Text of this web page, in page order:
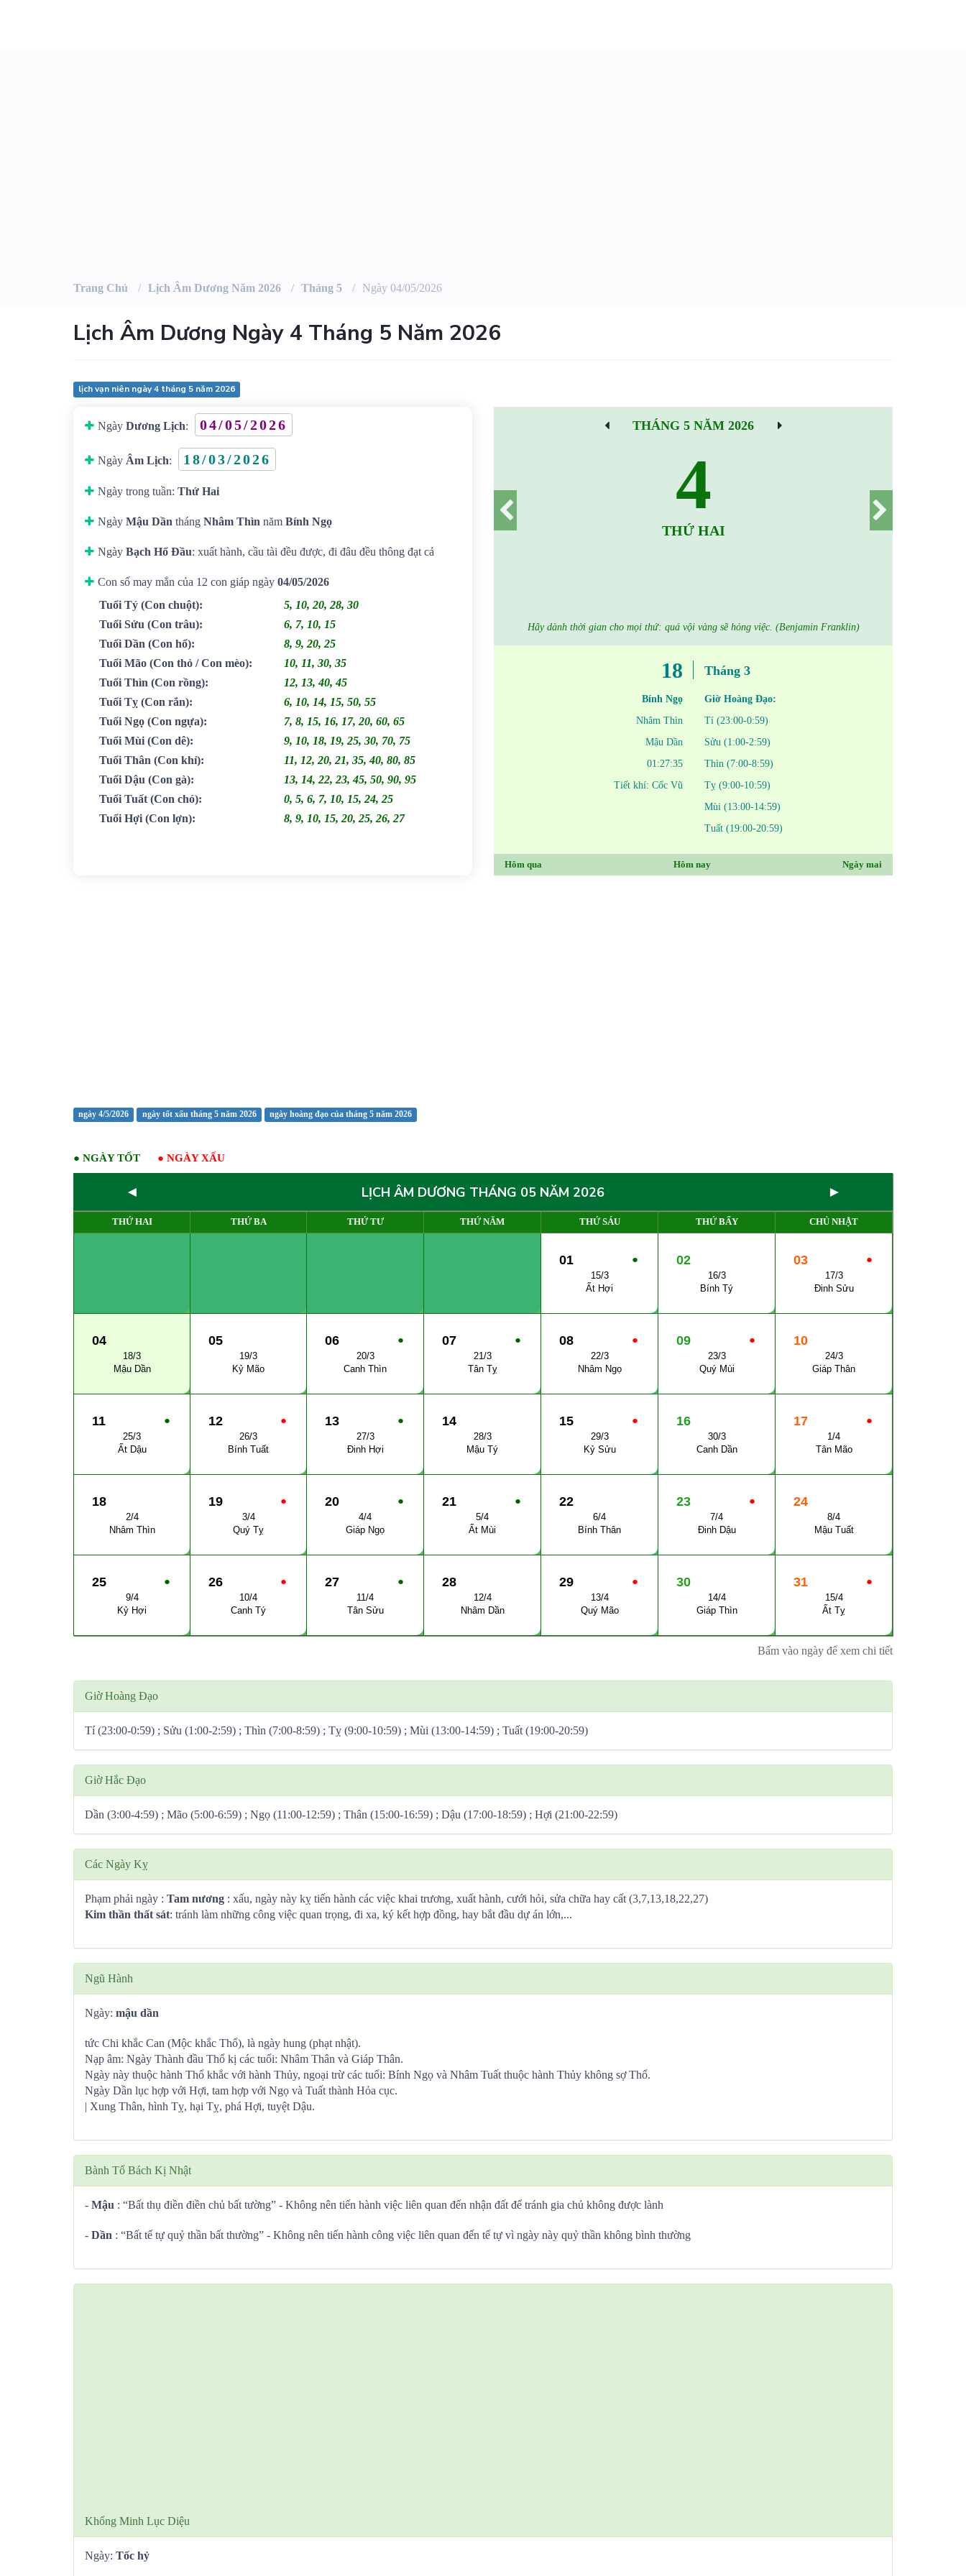
Trang Chủ Lịch Âm Dương Năm 2026 Tháng 5 Ngày 04/05/2026
Lịch Âm Dương Ngày 4 Tháng 5 Năm 2026
lịch vạn niên ngày 4 tháng 5 năm 2026
Ngày Dương Lịch: 04/05/2026
Ngày Âm Lịch: 18/03/2026
Ngày trong tuần: Thứ Hai
Ngày Mậu Dần tháng Nhâm Thìn năm Bính Ngọ
Ngày Bạch Hổ Đầu: xuất hành, cầu tài đều được, đi đâu đều thông đạt cả
Con số may mắn của 12 con giáp ngày 04/05/2026
Tuổi Tý (Con chuột):
5, 10, 20, 28, 30
Tuổi Sửu (Con trâu):
6, 7, 10, 15
Tuổi Dần (Con hổ):
8, 9, 20, 25
Tuổi Mão (Con thỏ / Con mèo):
10, 11, 30, 35
Tuổi Thìn (Con rồng):
12, 13, 40, 45
Tuổi Tỵ (Con rắn):
6, 10, 14, 15, 50, 55
Tuổi Ngọ (Con ngựa):
7, 8, 15, 16, 17, 20, 60, 65
Tuổi Mùi (Con dê):
9, 10, 18, 19, 25, 30, 70, 75
Tuổi Thân (Con khỉ):
11, 12, 20, 21, 35, 40, 80, 85
Tuổi Dậu (Con gà):
13, 14, 22, 23, 45, 50, 90, 95
Tuổi Tuất (Con chó):
0, 5, 6, 7, 10, 15, 24, 25
Tuổi Hợi (Con lợn): 8, 9, 10, 15, 20, 25, 26, 27
THÁNG 5 NĂM 2026
4
THỨ HAI
Hãy dành thời gian cho mọi thứ: quá vội vàng sẽ hỏng việc. (Benjamin Franklin)
18
Bính Ngọ
Nhâm Thìn
Mậu Dần
01:27:35
Tiết khí: Cốc Vũ
Tháng 3
Giờ Hoàng Đạo:
Tí (23:00-0:59)
Sửu (1:00-2:59)
Thìn (7:00-8:59)
Tỵ (9:00-10:59)
Mùi (13:00-14:59)
Tuất (19:00-20:59)
Hôm qua Hôm nay Ngày mai
ngày 4/5/2026 ngày tốt xấu tháng 5 năm 2026 ngày hoàng đạo của tháng 5 năm 2026
● NGÀY TỐT ● NGÀY XẤU
◄ LỊCH ÂM DƯƠNG THÁNG 05 NĂM 2026 ►
THỨ HAI THỨ BA THỨ TƯ THỨ NĂM THỨ SÁU THỨ BẨY CHỦ NHẬT
●
01
15/3
Ất Hợi
02
16/3
Bính Tý
●
03
17/3
Đinh Sửu
04
18/3
Mậu Dần
05
19/3
Kỷ Mão
●
06
20/3
Canh Thìn
●
07
21/3
Tân Tỵ
●
08
22/3
Nhâm Ngọ
●
09
23/3
Quý Mùi
10
24/3
Giáp Thân
●
11
25/3
Ất Dậu
●
12
26/3
Bính Tuất
●
13
27/3
Đinh Hợi
14
28/3
Mậu Tý
●
15
29/3
Kỷ Sửu
16
30/3
Canh Dần
●
17
1/4
Tân Mão
18
2/4
Nhâm Thìn
●
19
3/4
Quý Tỵ
●
20
4/4
Giáp Ngọ
●
21
5/4
Ất Mùi
22
6/4
Bính Thân
●
23
7/4
Đinh Dậu
24
8/4
Mậu Tuất
●
25
9/4
Kỷ Hợi
●
26
10/4
Canh Tý
●
27
11/4
Tân Sửu
28
12/4
Nhâm Dần
●
29
13/4
Quý Mão
30
14/4
Giáp Thìn
●
31
15/4
Ất Tỵ
Bấm vào ngày để xem chi tiết
Giờ Hoàng Đạo
Tí (23:00-0:59) ; Sửu (1:00-2:59) ; Thìn (7:00-8:59) ; Tỵ (9:00-10:59) ; Mùi (13:00-14:59) ; Tuất (19:00-20:59)
Giờ Hắc Đạo
Dần (3:00-4:59) ; Mão (5:00-6:59) ; Ngọ (11:00-12:59) ; Thân (15:00-16:59) ; Dậu (17:00-18:59) ; Hợi (21:00-22:59)
Các Ngày Kỵ
Phạm phải ngày : Tam nương : xấu, ngày này kỵ tiến hành các việc khai trương, xuất hành, cưới hỏi, sửa chữa hay cất (3,7,13,18,22,27)
Kim thần thất sát: tránh làm những công việc quan trọng, đi xa, ký kết hợp đồng, hay bắt đầu dự án lớn,...
Ngũ Hành
Ngày: mậu dần
tức Chi khắc Can (Mộc khắc Thổ), là ngày hung (phạt nhật).
Nạp âm: Ngày Thành đầu Thổ kị các tuổi: Nhâm Thân và Giáp Thân.
Ngày này thuộc hành Thổ khắc với hành Thủy, ngoại trừ các tuổi: Bính Ngọ và Nhâm Tuất thuộc hành Thủy không sợ Thổ.
Ngày Dần lục hợp với Hợi, tam hợp với Ngọ và Tuất thành Hỏa cục.
| Xung Thân, hình Tỵ, hại Tỵ, phá Hợi, tuyệt Dậu.
Bành Tổ Bách Kị Nhật
- Mậu : “Bất thụ điền điền chủ bất tường” - Không nên tiến hành việc liên quan đến nhận đất để tránh gia chủ không được lành
- Dần : “Bất tế tự quỷ thần bất thường” - Không nên tiến hành công việc liên quan đến tế tự vì ngày này quỷ thần không bình thường
Khổng Minh Lục Diệu
Ngày: Tốc hỷ